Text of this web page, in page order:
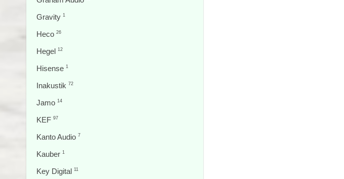
Gravity 1
Heco 26
Hegel 12
Hisense 1
Inakustik 72
Jamo 14
KEF 97
Kanto Audio 7
Kauber 1
Key Digital 11